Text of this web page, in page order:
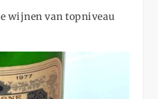
wijnen van topniveau